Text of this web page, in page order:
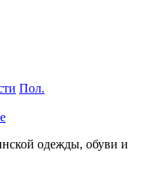
Пол.
одежды, обуви и